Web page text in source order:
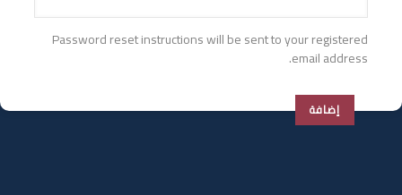
Password reset instructions will be sent to your registered
email address.